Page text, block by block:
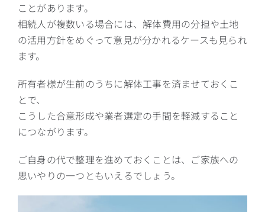
ことがあります。
相続人が複数いる場合には、解体費用の分担や土地
の活用方針をめぐって意見が分かれるケースも見られ
ます。
所有者様が生前のうちに解体工事を済ませておくこ
とで、
こうした合意形成や業者選定の手間を軽減すること
につながります。
ご自身の代で整理を進めておくことは、ご家族への
思いやりの一つともいえるでしょう。